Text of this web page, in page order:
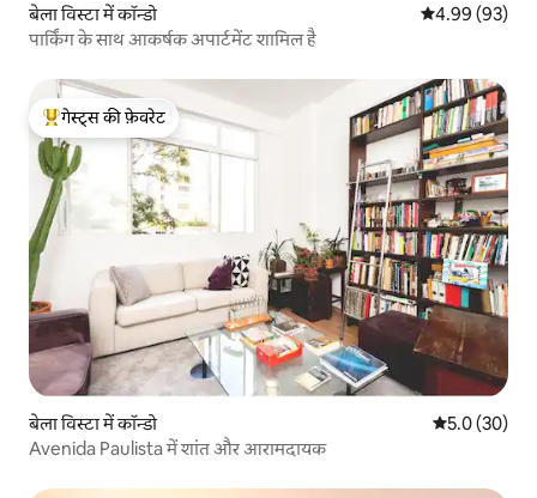
बेला विस्टा में कॉन्डो औसत रेटिंग 5 में
4.99 (93)
पार्किंग के साथ आकर्षक अपार्टमेंट शामिल है
गेस्ट्स का टॉप फ़ेवरेट
गेस्ट्स की फ़ेवरेट
बेला विस्टा में कॉन्डो औसत रेटिंग 5
5.0 (30)
Avenida Paulista में शांत और आरामदायक